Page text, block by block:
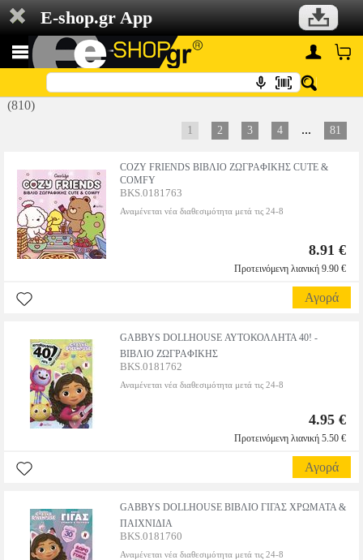
E-shop.gr App
(810)
1 2 3 4 ... 81
COZY FRIENDS ΒΙΒΛΙΟ ΖΩΓΡΑΦΙΚΗΣ CUTE &
COMFY
BKS.0181763
Αναμένεται νέα διαθεσιμότητα μετά τις 24-8
8.91 €
Προτεινόμενη λιανική 9.90 €
Αγορά
GABBYS DOLLHOUSE ΑΥΤΟΚΟΛΛΗΤΑ 40! -
ΒΙΒΛΙΟ ΖΩΓΡΑΦΙΚΗΣ
BKS.0181762
Αναμένεται νέα διαθεσιμότητα μετά τις 24-8
4.95 €
Προτεινόμενη λιανική 5.50 €
Αγορά
GABBYS DOLLHOUSE ΒΙΒΛΙΟ ΓΙΓΑΣ ΧΡΩΜΑΤΑ &
ΠΑΙΧΝΙΔΙΑ
BKS.0181760
Αναμένεται νέα διαθεσιμότητα μετά τις 24-8